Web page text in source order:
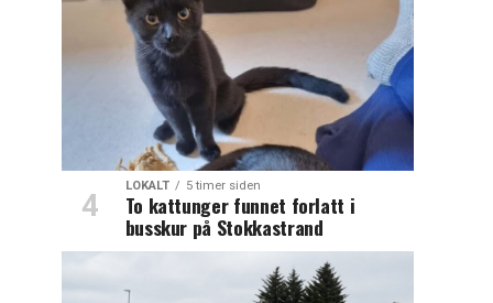
LOKALT 5 timer siden
To kattunger funnet forlatt i
busskur på Stokkastrand